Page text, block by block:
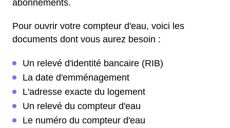
abonnements.
Pour ouvrir votre compteur d'eau, voici les
documents dont vous aurez besoin :
Un relevé d'identité bancaire (RIB)
La date d'emménagement
L'adresse exacte du logement
Un relevé du compteur d'eau
Le numéro du compteur d'eau